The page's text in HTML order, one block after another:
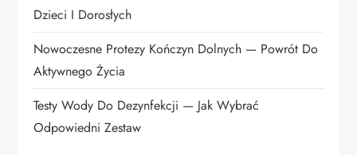
u
Dzieci I Dorosłych
Nowoczesne Protezy Kończyn Dolnych — Powrót Do
Aktywnego Życia
Testy Wody Do Dezynfekcji — Jak Wybrać
Odpowiedni Zestaw